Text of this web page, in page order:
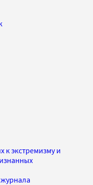
к экстремизму и